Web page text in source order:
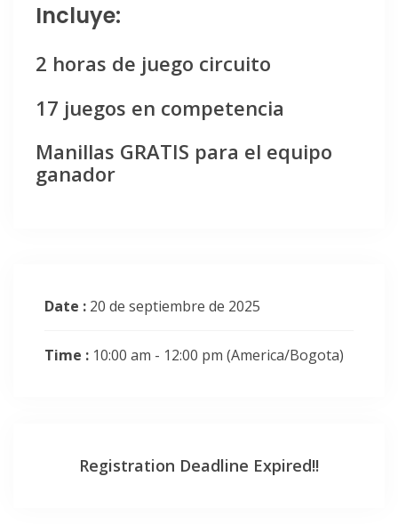
Incluye:
2 horas de juego circuito
17 juegos en competencia
Manillas GRATIS para el equipo
ganador
Date : 20 de septiembre de 2025
Time : 10:00 am - 12:00 pm (America/Bogota)
Registration Deadline Expired!!